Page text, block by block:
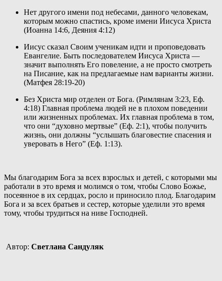
Нет другого имени под небесами, данного человекам,
которым можно спастись, кроме имени Иисуса Христа
(Иоанна 14:6, Деяния 4:12)
Иисус сказал Своим ученикам идти и проповедовать
Евангелие. Быть последователем Иисуса Христа —
значит выполнять Его повеление, а не просто смотреть
на Писание, как на предлагаемые нам варианты жизни.
(Матфея 28:19-20)
Без Христа мир отделен от Бога. (Римлянам 3:23, Еф.
4:18) Главная проблема людей не в плохом поведении
или жизненных проблемах. Их главная проблема в том,
что они “духовно мертвые” (Еф. 2:1), чтобы получить
жизнь, они должны “услышать благовестие спасения и
уверовать в Него” (Еф. 1:13).
Мы благодарим Бога за всех взрослых и детей, с которыми мы
работали в это время и молимся о том, чтобы Слово Божье,
посеянное в их сердцах, росло и приносило плод. Благодарим
Бога и за всех братьев и сестер, которые уделили это время
тому, чтобы трудиться на ниве Господней.
Автор: Светлана Сандуляк